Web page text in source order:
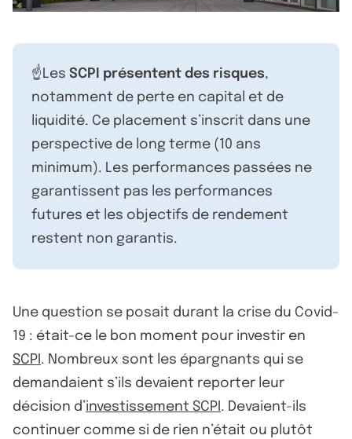
☝️Les SCPI présentent des risques,
notamment de perte en capital et de
liquidité. Ce placement s’inscrit dans une
perspective de long terme (10 ans
minimum). Les performances passées ne
garantissent pas les performances
futures et les objectifs de rendement
restent non garantis.
Une question se posait durant la crise du Covid-
19 : était-ce le bon moment pour investir en
SCPI . Nombreux sont les épargnants qui se
demandaient s’ils devaient reporter leur
décision d’investissement SCPI . Devaient-ils
continuer comme si de rien n’était ou plutôt